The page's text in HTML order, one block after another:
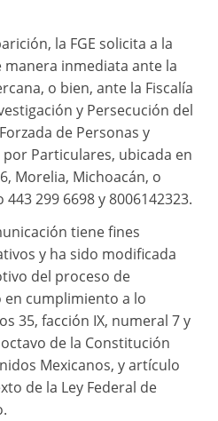
la FGE solicita a la
inmediata ante la
o bien, ante la Fiscalía
y Persecución del
de Personas y
Particulares, ubicada en
Morelia, Michoacán, o
299 6698 y 8006142323.
tiene fines
y ha sido modificada
del proceso de
cumplimiento a lo
35, facción IX, numeral 7 y
de la Constitución
Mexicanos, y artículo
de la Ley Federal de